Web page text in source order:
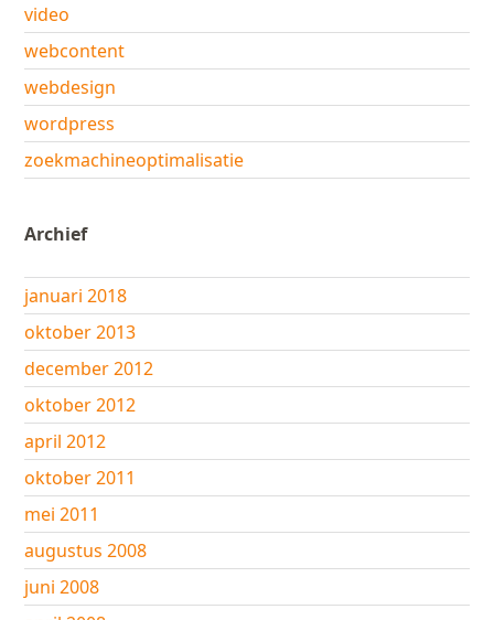
video
webcontent
webdesign
wordpress
zoekmachineoptimalisatie
Archief
januari 2018
oktober 2013
december 2012
oktober 2012
april 2012
oktober 2011
mei 2011
augustus 2008
juni 2008